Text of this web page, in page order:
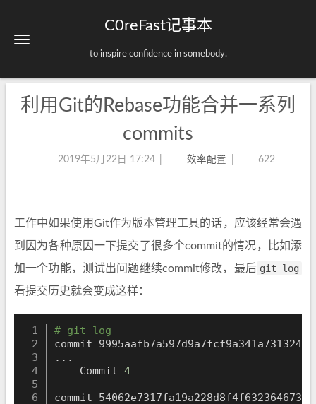
C0reFast记事本
to inspire confidence in somebody.
利用Git的Rebase功能合并一系列
commits
2019年5月22日 17:24 效率配置 622
工作中如果使用Git作为版本管理工具的话，应该经常会遇
到因为各种原因一下提交了很多个commit的情况，比如添
加一个功能，测试出问题继续commit修改，最后 git log
看提交历史就会变成这样：
# git log
commit
.. .
    Commit
4